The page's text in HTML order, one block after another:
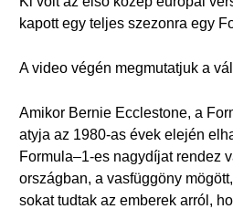
kapott egy teljes szezonra egy
A video végén megmutatjuk a
Amikor Bernie Ecclestone, a
atyja az 1980-as évek elején
Formula–1-es nagydíjat rendez
országban, a vasfüggöny
sokat tudtak az emberek arról,